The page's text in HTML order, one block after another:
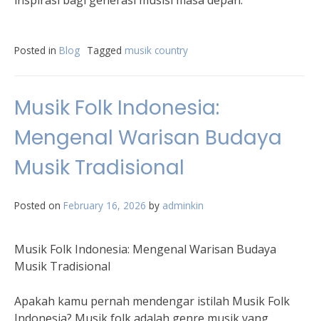
Posted in Blog Tagged musik country
Musik Folk Indonesia:
Mengenal Warisan Budaya
Musik Tradisional
Posted on February 16, 2026 by adminkin
Musik Folk Indonesia: Mengenal Warisan Budaya
Musik Tradisional
Apakah kamu pernah mendengar istilah Musik Folk